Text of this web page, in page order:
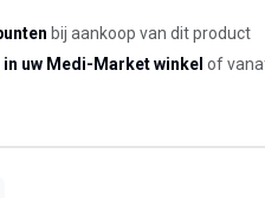
bij aankoop van dit product
in uw Medi-Market winkel of